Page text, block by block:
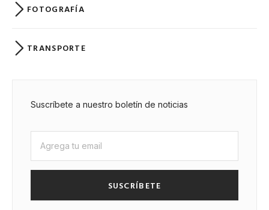
FOTOGRAFÍA
TRANSPORTE
Suscríbete a nuestro boletín de noticias
SUSCRÍBETE